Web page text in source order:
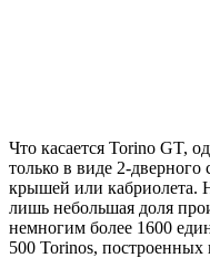
Что касается Torino GT,
только в виде 2-
крышей или кабриолета.
лишь небольшая доля
немногим более 1600
500 Torinos, построенных